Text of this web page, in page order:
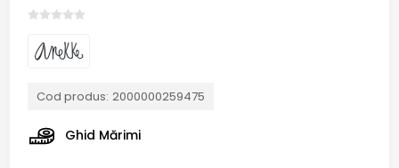
Cod produs: 2000000259475
Ghid Mărimi